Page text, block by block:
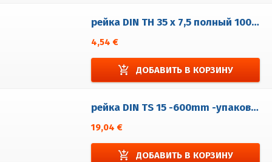
рейка DIN TH 35 x 7,5 полный 1000 мм - поцинкованá
4,54 €
add_shopping_cart ДОБАВИТЬ В КОРЗИНУ
рейка DIN TS 15 -600mm -упаковка из 5 штук
19,04 €
add_shopping_cart ДОБАВИТЬ В КОРЗИНУ